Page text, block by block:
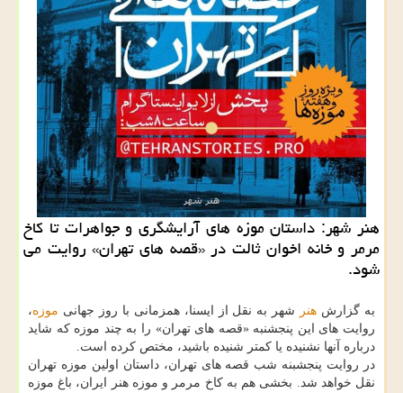
هنر شهر: داستان موزه های آرایشگری و جواهرات تا کاخ
مرمر و خانه اخوان ثالت در «قصه های تهران» روایت می
شود.
به گزارش هنر شهر به نقل از ایسنا، همزمانی با روز جهانی موزه،
روایت های این پنجشنبه «قصه های تهران» را به چند موزه که شاید
درباره آنها نشنیده یا کمتر شنیده باشید، مختص کرده است.
در روایت پنجشبنه شب قصه های تهران، داستان اولین موزه تهران
نقل خواهد شد. بخشی هم به کاخ مرمر و موزه هنر ایران، باغ موزه